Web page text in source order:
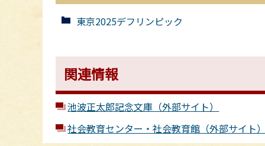
東京2025デフリンピック
関連情報
池波正太郎記念文庫（外部サイト）
社会教育センター・社会教育館（外部サイト